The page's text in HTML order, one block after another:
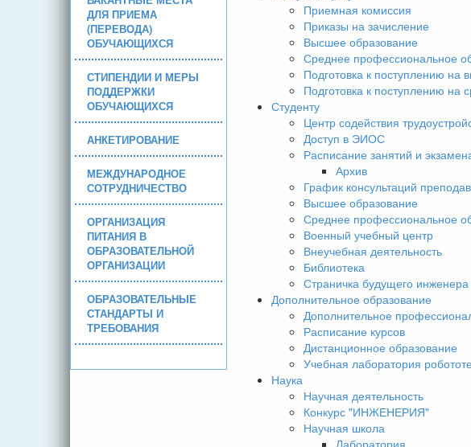
ДЛЯ ПРИЕМА
(ПЕРЕВОДА)
ОБУЧАЮЩИХСЯ
СТИПЕНДИИ И МЕРЫ
ПОДДЕРЖКИ
ОБУЧАЮЩИХСЯ
АНКЕТИРОВАНИЕ
МЕЖДУНАРОДНОЕ
СОТРУДНИЧЕСТВО
ОРГАНИЗАЦИЯ
ПИТАНИЯ В
ОБРАЗОВАТЕЛЬНОЙ
ОРГАНИЗАЦИИ
ОБРАЗОВАТЕЛЬНЫЕ
СТАНДАРТЫ И
ТРЕБОВАНИЯ
Приемная комиссия
Приказы на зачисление
Высшее образование
Среднее профессиональное
Подготовка к поступлению на
Подготовка к поступлению на
Студенту
Центр содействия
Доступ в ЭИОС
Расписание занятий и
Архив
График консультаций
Высшее образование
Среднее профессиональное
Военный учебный центр
Внеучебная деятельность
Библиотека
Страничка будущего инженера
Дополнительное образование
Дополнительное
Расписание курсов
Дистанционное образование
Учебная лаборатория
Наука
Научная деятельность
Конкурс "ИНЖЕНЕРИЯ"
Научная школа
Лаборатория